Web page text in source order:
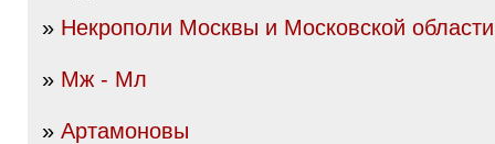
» Некрополи Москвы и Московской области
» Мж - Мл
» Артамоновы